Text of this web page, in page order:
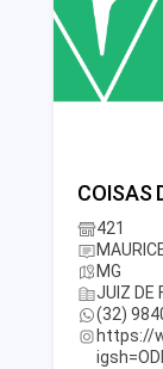
COISAS
421
MG
JUIZ DE
(32)
https://